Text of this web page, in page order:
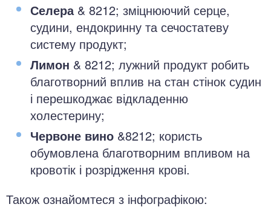
Селера& 8212; зміцнюючий серце,
судини, ендокринну та сечостатеву
систему продукт;
Лимон & 8212; лужний продукт робить
благотворний вплив на стан стінок судин
і перешкоджає відкладенню
холестерину;
Червоне вино &8212; користь
обумовлена благотворним впливом на
кровотік і розрідження крові.
Також ознайомтеся з інфографікою: